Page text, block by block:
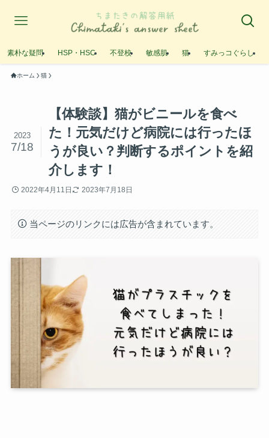
素朴な疑問 HSP・HSC 不登校 敏感肌 猫 すみっコぐらし
ホーム 猫
【体験談】猫がビニールを食べ
た！元気だけど病院には行ったほ
うが良い？判断するポイントを紹
介します！
2023
7/18
2022年4月11日 2023年7月18日
当ページのリンクには広告が含まれています。